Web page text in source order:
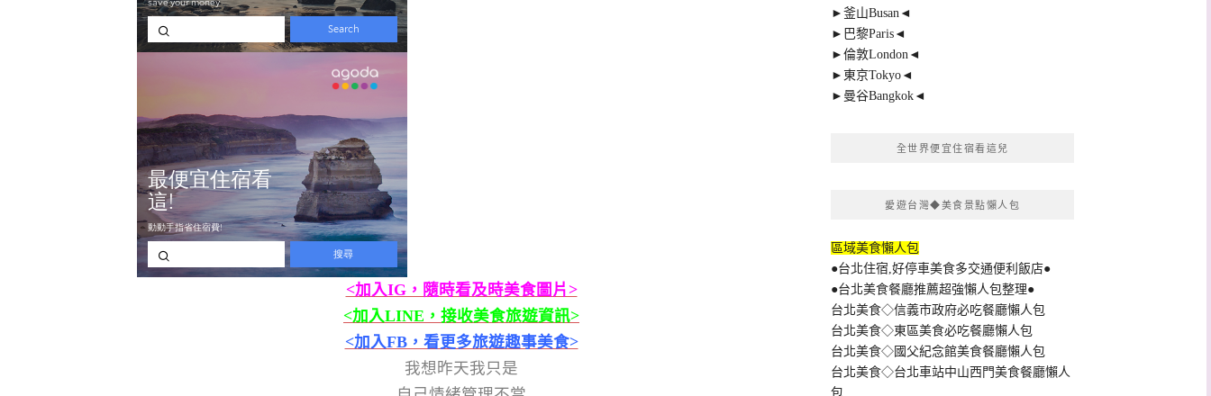
<加入IG，隨時看及時美食圖片>
<加入LINE，接收美食旅遊資訊>
<加入FB，看更多旅遊趣事美食>
我想昨天我只是
►釜山Busan◄
►巴黎Paris◄
►倫敦London◄
►東京Tokyo◄
►曼谷Bangkok◄
全世界便宜住宿看這兒
愛遊台灣◆美食景點懶人包
區域美食懶人包
●台北住宿,好停車美食多交通便利飯店●
●台北美食餐廳推薦超強懶人包整理●
台北美食◇信義市政府必吃餐廳懶人包
台北美食◇東區美食必吃餐廳懶人包
台北美食◇國父紀念館美食餐廳懶人包
台北美食◇台北車站中山西門美食餐廳懶人
包